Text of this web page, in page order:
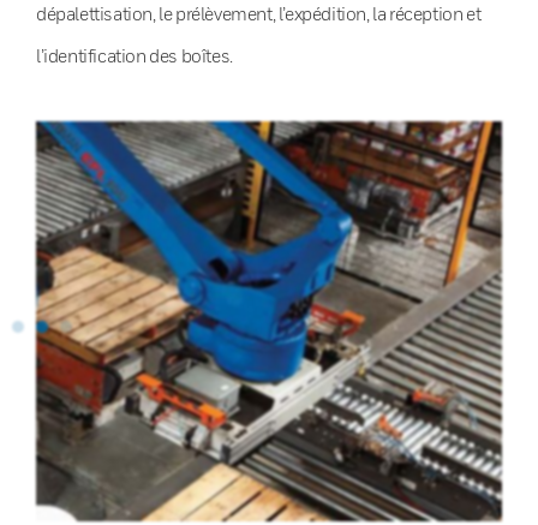
dépalettisation, le prélèvement, l’expédition, la réception et
l’identification des boîtes.